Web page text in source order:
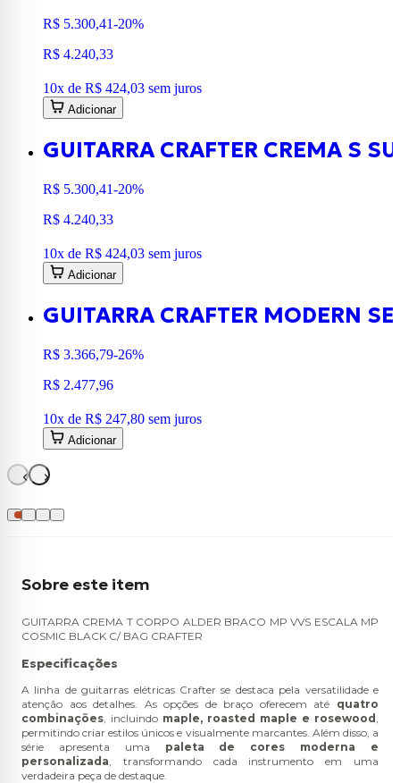
R$ 5.300,41-20%
R$ 4.240,33
10x de R$ 424,03 sem juros
Adicionar
GUITARRA CRAFTER CREMA S
R$ 5.300,41-20%
R$ 4.240,33
10x de R$ 424,03 sem juros
Adicionar
GUITARRA CRAFTER MODERN
R$ 3.366,79-26%
R$ 2.477,96
10x de R$ 247,80 sem juros
Adicionar
Sobre este item
GUITARRA CREMA T CORPO ALDER BRACO MP VVS ESCALA MP
COSMIC BLACK C/ BAG CRAFTER
Especificações
A linha de guitarras elétricas Crafter se destaca pela versatilidade e
atenção aos detalhes. As opções de braço oferecem até quatro
combinações , incluindo maple, roasted maple e rosewood
permitindo criar estilos únicos e visualmente marcantes. Além disso, a
série apresenta uma paleta de cores moderna e
personalizada , transformando cada instrumento em uma
verdadeira peça de destaque.